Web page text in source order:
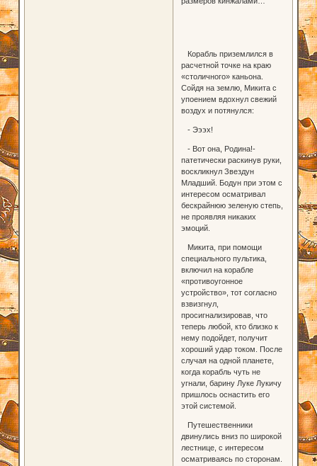
Корабль приземлился в
расчетной точке на краю
«столичного» каньона.
Сойдя на землю, Микита с
упоением вдохнул свежий
воздух и потянулся:
- Эээх!
- Вот она, Родина!-
патетически раскинув руки,
воскликнул Звездун
Младший. Бодун при этом с
интересом осматривал
бескрайнюю зеленую степь,
не проявляя никаких
эмоций.
Микита, при помощи
специального пультика,
включил на корабле
«противоугонное
устройство», тот согласно
взвизгнул,
просигнализировав, что
теперь любой, кто близко к
нему подойдет, получит
хороший удар током. После
случая на одной планете,
когда корабль чуть не
угнали, барину Луке Лукичу
пришлось оснастить его
этой системой.
Путешественники
двинулись вниз по широкой
лестнице, с интересом
осматриваясь по сторонам.